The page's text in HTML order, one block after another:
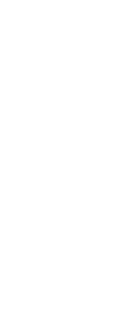
for movement,